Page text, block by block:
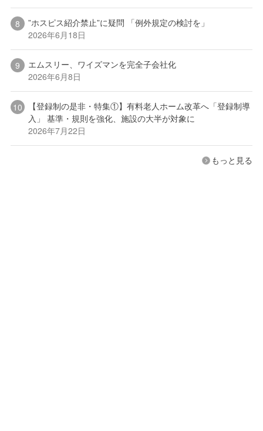
”ホスピス紹介禁止”に疑問 「例外規定の検討を」
2026年6月18日
エムスリー、ワイズマンを完全子会社化
2026年6月8日
【登録制の是非・特集①】有料老人ホーム改革へ「登録制導
入」 基準・規則を強化、施設の大半が対象に
2026年7月22日
もっと見る